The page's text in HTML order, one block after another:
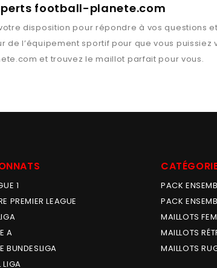
football-planete.com
disposition pour répondre à vos questions
de l’équipement sportif pour que vous
et trouvez le maillot parfait pour vous.
1
PREMIER LEAGUE
A
BUNDESLIGA
LIGA
PACK
PACK
MAILLOTS
MAILLOTS
MAILLOTS